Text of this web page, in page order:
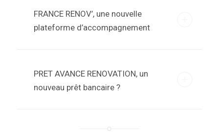
FRANCE RENOV’, une nouvelle
plateforme d’accompagnement
PRET AVANCE RENOVATION, un
nouveau prêt bancaire ?